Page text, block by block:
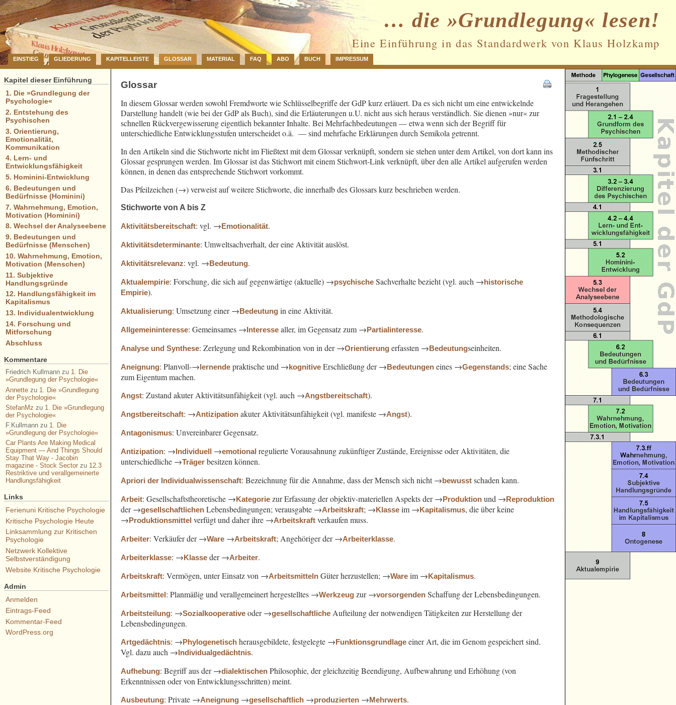
… die »Grundlegung« lesen!
Eine Einführung in das Standardwerk von Klaus Holzkamp
EINSTIEG GLIEDERUNG KAPITELLEISTE GLOSSAR MATERIAL FAQ ABO BUCH IMPRESSUM
Glossar
In diesem Glossar werden sowohl Fremdworte wie Schlüsselbegriffe der GdP kurz erläuert. Da es sich nicht um eine entwickelnde
Darstellung handelt (wie bei der GdP als Buch), sind die Erläuterungen u.U. nicht aus sich heraus verständlich. Sie dienen »nur« zur
schnellen Rückvergewisserung eigentlich bekannter Inhalte. Bei Mehrfachbedeutungen — etwa wenn sich der Begriff für
unterschiedliche Entwicklungsstufen unterscheidet o.ä. — sind mehrfache Erklärungen durch Semikola getrennt.
In den Artikeln sind die Stichworte nicht im Fließtext mit dem Glossar verknüpft, sondern sie stehen unter dem Artikel, von dort kann ins
Glossar gesprungen werden. Im Glossar ist das Stichwort mit einem Stichwort-Link verknüpft, über den alle Artikel aufgerufen werden
können, in denen das entsprechende Stichwort vorkommt.
Das Pfeilzeichen (→) verweist auf weitere Stichworte, die innerhalb des Glossars kurz beschrieben werden.
Stichworte von A bis Z
Aktivitätsbereitschaft: vgl. →Emotionalität.
Aktivitätsdeterminante: Umweltsachverhalt, der eine Aktivität auslöst.
Aktivitätsrelevanz: vgl. →Bedeutung.
Aktualempirie: Forschung, die sich auf gegenwärtige (aktuelle) →psychische Sachverhalte bezieht (vgl. auch →historische
Empirie).
Aktualisierung: Umsetzung einer →Bedeutung in eine Aktivität.
Allgemeininteresse: Gemeinsames →Interesse aller, im Gegensatz zum →Partialinteresse.
Analyse und Synthese: Zerlegung und Rekombination von in der →Orientierung erfassten →Bedeutungseinheiten.
Aneignung: Planvoll-→lernende praktische und →kognitive Erschließung der →Bedeutungen eines →Gegenstands; eine Sache
zum Eigentum machen.
Angst: Zustand akuter Aktivitätsunfähigkeit (vgl. auch →Angstbereitschaft).
Angstbereitschaft: →Antizipation akuter Aktivitätsunfähigkeit (vgl. manifeste →Angst).
Antagonismus: Unvereinbarer Gegensatz.
Antizipation: →Individuell →emotional regulierte Vorausahnung zukünftiger Zustände, Ereignisse oder Aktivitäten, die
unterschiedliche →Träger besitzen können.
Apriori der Individualwissenschaft: Bezeichnung für die Annahme, dass der Mensch sich nicht →bewusst schaden kann.
Arbeit: Gesellschaftstheoretische →Kategorie zur Erfassung der objektiv-materiellen Aspekts der →Produktion und →Reproduktion
der →gesellschaftlichen Lebensbedingungen; verausgabte →Arbeitskraft; →Klasse im →Kapitalismus, die über keine
→Produktionsmittel verfügt und daher ihre →Arbeitskraft verkaufen muss.
Arbeiter: Verkäufer der →Ware →Arbeitskraft; Angehöriger der →Arbeiterklasse.
Arbeiterklasse: →Klasse der →Arbeiter.
Arbeitskraft: Vermögen, unter Einsatz von →Arbeitsmitteln Güter herzustellen; →Ware im →Kapitalismus.
Arbeitsmittel: Planmäßig und verallgemeinert hergestelltes →Werkzeug zur →vorsorgenden Schaffung der Lebensbedingungen.
Arbeitsteilung: →Sozialkooperative oder →gesellschaftliche Aufteilung der notwendigen Tätigkeiten zur Herstellung der
Lebensbedingungen.
Artgedächtnis: →Phylogenetisch herausgebildete, festgelegte →Funktionsgrundlage einer Art, die im Genom gespeichert sind.
Vgl. dazu auch →Individualgedächtnis.
Aufhebung: Begriff aus der →dialektischen Philosophie, der gleichzeitig Beendigung, Aufbewahrung und Erhöhung (von
Erkenntnissen oder von Entwicklungsschritten) meint.
Ausbeutung: Private →Aneignung →gesellschaftlich →produzierten →Mehrwerts.
Kapitel dieser Einführung
1. Die »Grundlegung der
Psychologie«
2. Entstehung des
Psychischen
3. Orientierung,
Emotionalität,
Kommunikation
4. Lern- und
Entwicklungsfähigkeit
5. Hominini-Entwicklung
6. Bedeutungen und
Bedürfnisse (Hominini)
7. Wahrnehmung, Emotion,
Motivation (Hominini)
8. Wechsel der Analyseebene
9. Bedeutungen und
Bedürfnisse (Menschen)
10. Wahrnehmung, Emotion,
Motivation (Menschen)
11. Subjektive
Handlungsgründe
12. Handlungsfähigkeit im
Kapitalismus
13. Individualentwicklung
14. Forschung und
Mitforschung
Abschluss
Kommentare
Friedrich Kullmannzu 1. Die
»Grundlegung der Psychologie«
Annettezu 1. Die »Grundlegung
der Psychologie«
StefanMz zu 1. Die »Grundlegung
der Psychologie«
F.Kullmannzu 1. Die
»Grundlegung der Psychologie«
Car Plants Are Making Medical
Equipment — And Things Should
Stay That Way - Jacobin
magazine - Stock Sectorzu 12.3
Restriktive und verallgemeinerte
Handlungsfähigkeit
Links
Ferienuni Kritische Psychologie
Kritische Psychologie Heute
Linksammlung zur Kritischen
Psychologie
Netzwerk Kollektive
Selbstverständigung
Website Kritische Psychologie
Admin
Anmelden
Eintrags-Feed
Kommentar-Feed
WordPress.org
Datenschutz und Cookies: Diese Website
verwendet Cookies. Wenn du die Website
weiterhin nutzt, stimmst du der
Verwendung von Cookies zu.
Weitere Informationen, beispielsweise zur
Kontrolle von Cookies, findest du hier:
Cookie-Richtlinie